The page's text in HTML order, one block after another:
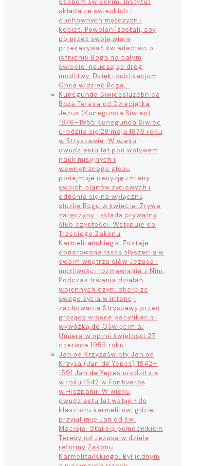
składa ze świeckich i
duchownych mężczyzn i
kobiet. Powołani zostali, aby
po przez swoją wiarę
przekazywać świadectwo o
istnieniu Boga na całym
świecie, nauczając dróg
modlitwy. Dzięki publikacjom
Chcę widzieć Boga,…
Kunegunda Siwiecsłużebnica
Boża Teresa od Dzieciątka
Jezus (Kunegunda Siwiec)
1876–1955 Kunegunda Siwiec
urodziła się 28 maja 1876 roku
w Stryszawie. W wieku
dwudziestu lat pod wpływem
nauk misyjnych i
wewnętrznego głosu
podejmuje decyzję zmiany
swoich planów życiowych i
oddania się na wyłączną
służbę Bogu w świecie. Zrywa
zaręczyny i składa prywatny
ślub czystości. Wstępuje do
Trzeciego Zakonu
Karmelitańskiego. Zostaje
obdarowana łaską słyszenia w
swoim wnętrzu słów Jezusa i
możliwości rozmawiania z Nim.
Podczas trwania działań
wojennych czyni ofiarę ze
swego życia w intencji
zachowania Stryszawy przed
grożącą wiosce pacyfikacją i
wywózką do Oświęcimia.
Umiera w opinii świętości 27
czerwca 1955 roku.
Jan od Krzyżaświęty Jan od
Krzyża (Jan de Yepes) 1542–
1591 Jan de Yepes urodził się
w roku 1542 w Fontiveros
w Hiszpanii. W wieku
dwudziestu lat wstąpił do
klasztoru karmelitów, gdzie
przyjął imię Jan od św.
Macieja. Stał się pomocnikiem
Teresy od Jezusa w dziele
reformy Zakonu
Karmelitańskiego. Był jednym